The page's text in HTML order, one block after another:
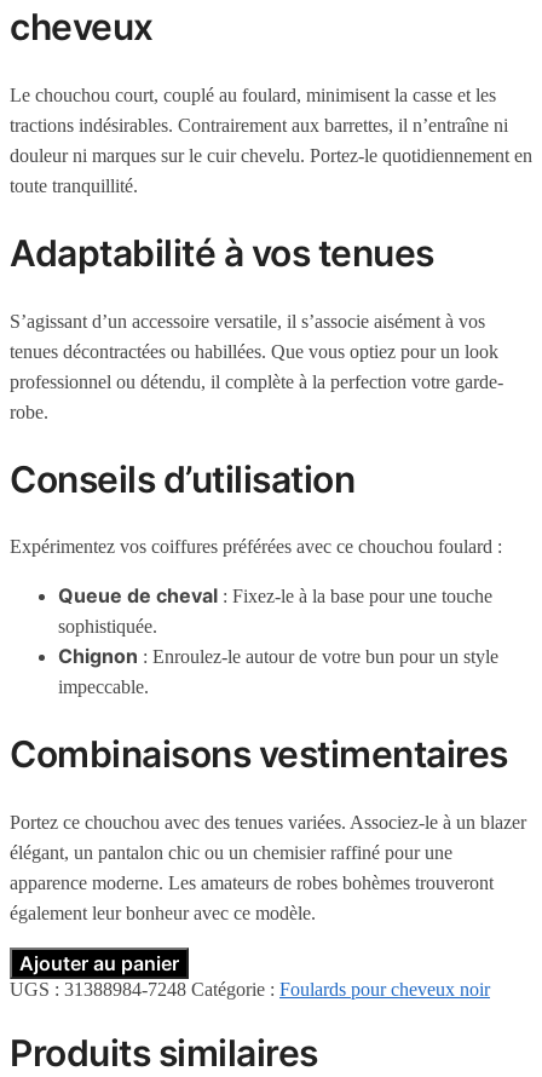
cheveux
Le chouchou court, couplé au foulard, minimisent la casse et les
tractions indésirables. Contrairement aux barrettes, il n’entraîne ni
douleur ni marques sur le cuir chevelu. Portez-le quotidiennement en
toute tranquillité.
Adaptabilité à vos tenues
S’agissant d’un accessoire versatile, il s’associe aisément à vos
tenues décontractées ou habillées. Que vous optiez pour un look
professionnel ou détendu, il complète à la perfection votre garde-
robe.
Conseils d’utilisation
Expérimentez vos coiffures préférées avec ce chouchou foulard :
Queue de cheval : Fixez-le à la base pour une touche
sophistiquée.
Chignon : Enroulez-le autour de votre bun pour un style
impeccable.
Combinaisons vestimentaires
Portez ce chouchou avec des tenues variées. Associez-le à un blazer
élégant, un pantalon chic ou un chemisier raffiné pour une
apparence moderne. Les amateurs de robes bohèmes trouveront
également leur bonheur avec ce modèle.
Ajouter au panier
UGS : 31388984-7248 Catégorie : Foulards pour cheveux noir
Produits similaires